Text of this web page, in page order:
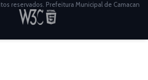
reservados. Prefeitura Municipal de Camacan